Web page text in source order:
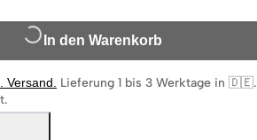
In den Warenkorb
Versand Lieferung 1 bis 3 Werktage in 🇩🇪.